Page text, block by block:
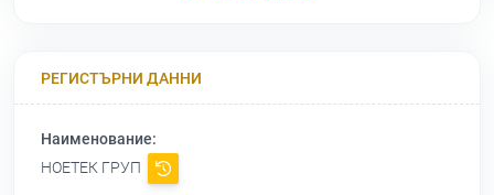
РЕГИСТЪРНИ ДАННИ
Наименование:
НОЕТЕК ГРУП